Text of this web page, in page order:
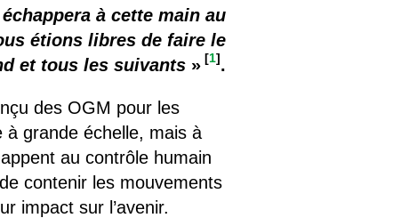
à cette main au
étions libres de faire le
et tous les suivants» [1].
des OGM pour les
grande échelle, mais à
au contrôle humain
contenir les mouvements
impact sur l’avenir.